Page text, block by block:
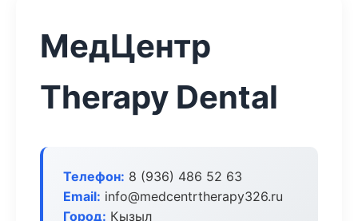
МедЦентр
Therapy Dental
Телефон: 8 (936) 486 52 63
Email: info@medcentrtherapy326.ru
Город: Кызыл